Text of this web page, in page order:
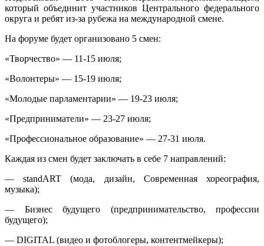
который объединит участников Центрального федерального
округа и ребят из-за рубежа на международной смене.
На форуме будет организовано 5 смен:
«Творчество» — 11-15 июля;
«Волонтеры» — 15-19 июля;
«Молодые парламентарии» — 19-23 июля;
«Предприниматели» — 23-27 июля;
«Профессиональное образование» — 27-31 июля.
Каждая из смен будет заключать в себе 7 направлений:
— standART (мода, дизайн, Современная хореография,
музыка);
— Бизнес будущего (предпринимательство, профессии
будущего);
— DIGITAL (видео и фотоблогеры, контентмейкеры);